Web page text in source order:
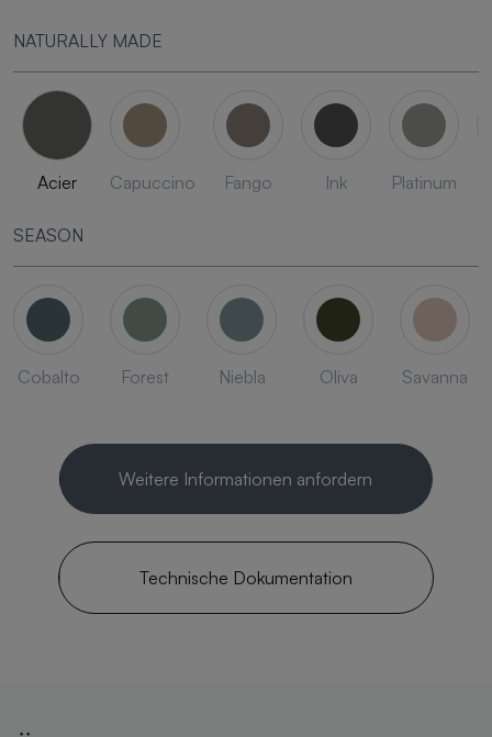
NATURALLY MADE
Acier Capuccino Fango Ink Platinum
SEASON
Cobalto Forest Niebla Oliva Savanna
Weitere Informationen anfordern
Technische Dokumentation